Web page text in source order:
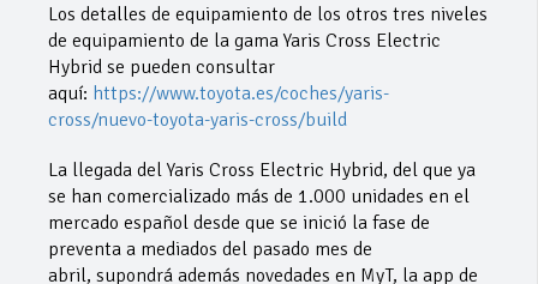
Los detalles de equipamiento de los otros tres niveles
de equipamiento de la gama Yaris Cross Electric
Hybrid se pueden consultar
aquí: https://www.toyota.es/coches/yaris-
cross/nuevo-toyota-yaris-cross/build
La llegada del Yaris Cross Electric Hybrid, del que ya
se han comercializado más de 1.000 unidades en el
mercado español desde que se inició la fase de
preventa a mediados del pasado mes de
abril, supondrá además novedades en MyT, la app de